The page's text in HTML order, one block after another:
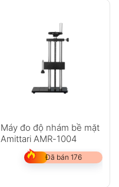
Máy đo độ nhám bề mặt
Amittari AMR-1004
Đã bán 176